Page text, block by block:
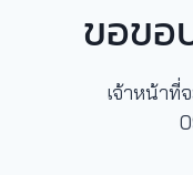
ขอขอ
เจ้าหน้าที่